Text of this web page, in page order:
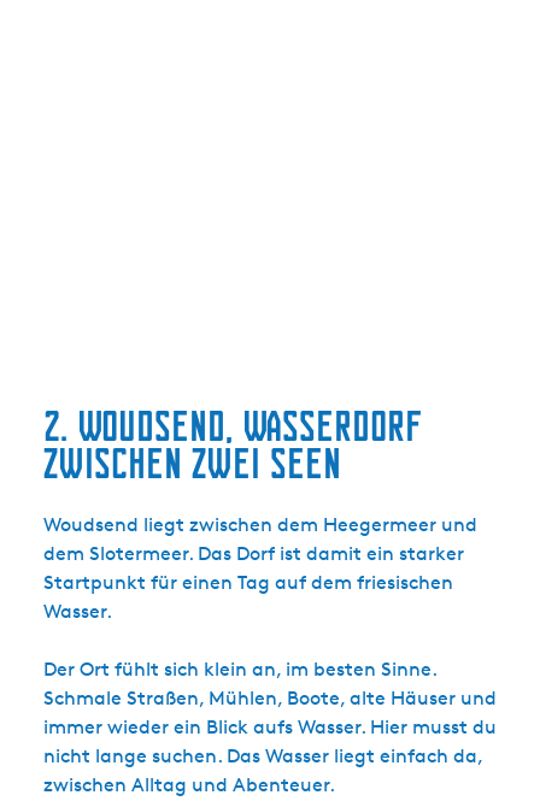
2. Woudsend, Wasserdorf
zwischen zwei Seen
Woudsend liegt zwischen dem Heegermeer und
dem Slotermeer. Das Dorf ist damit ein starker
Startpunkt für einen Tag auf dem friesischen
Wasser.
Der Ort fühlt sich klein an, im besten Sinne.
Schmale Straßen, Mühlen, Boote, alte Häuser und
immer wieder ein Blick aufs Wasser. Hier musst du
nicht lange suchen. Das Wasser liegt einfach da,
zwischen Alltag und Abenteuer.